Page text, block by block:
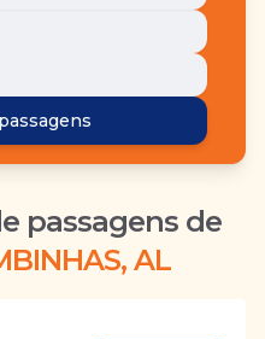
passagens de
AL